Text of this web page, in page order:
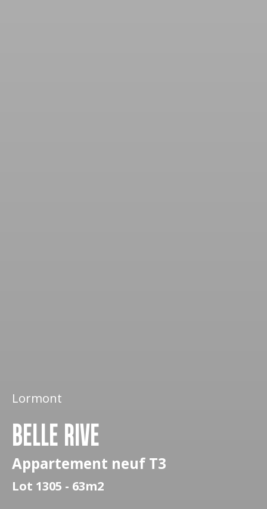
Lormont
BELLE RIVE
Appartement neuf T3
Lot 1305 - 63m2